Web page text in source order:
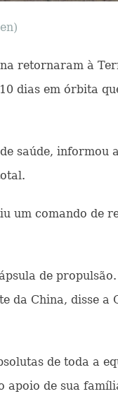
retornaram à
dias em órbita
saúde,
um comando de
de
da China, disse
de toda a
apoio de sua